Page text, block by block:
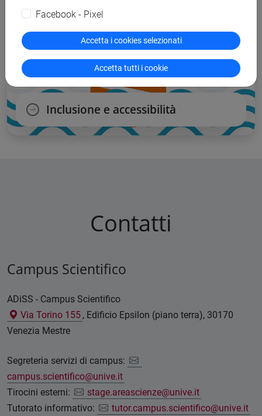
Inclusione e accessibilità
Contatti
Campus Scientifico
ADiSS - Campus Scientifico
Via Torino 155 , Edificio Epsilon (piano terra), 30170
Venezia Mestre
Segreteria servizi di campus:
campus.scientifico@unive.it
Tirocini esterni:
stage.areascienze@unive.it
Tutorato informativo:
tutor.campus.scientifico@unive.it
Facebook - Pixel
Accetta i cookies selezionati
Accetta tutti i cookie